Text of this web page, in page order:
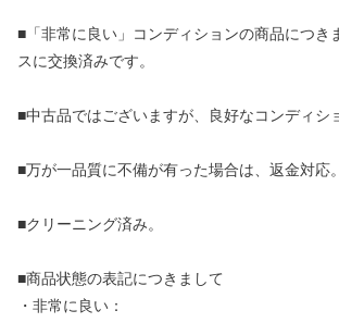
■「非常に良い」コンディションの商品につき
スに交換済みです。
■中古品ではございますが、良好なコンディシ
■万が一品質に不備が有った場合は、返金対応。
■クリーニング済み。
■商品状態の表記につきまして
・非常に良い：